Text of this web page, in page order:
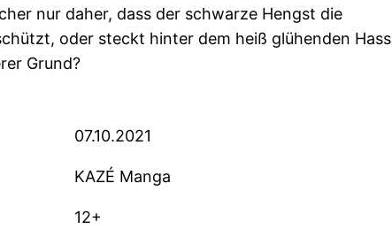
nur daher, dass der schwarze Hengst die
oder steckt hinter dem heiß glühenden Hass
Grund?
07.10.2021
KAZÉ Manga
12+